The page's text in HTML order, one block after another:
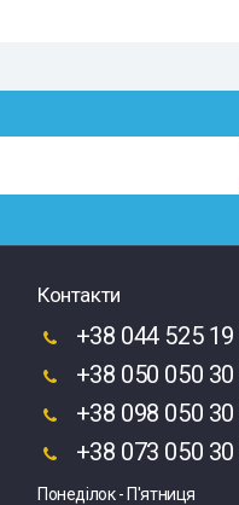
Контакти
+38 044 525 19
+38 050 050
+38 098 050
+38 073 050
Понеділок - П'ятниця